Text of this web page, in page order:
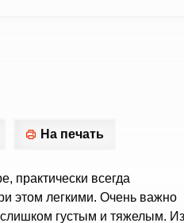
На печать
практически всегда
этом легкими. Очень важно
густым и тяжелым. Из